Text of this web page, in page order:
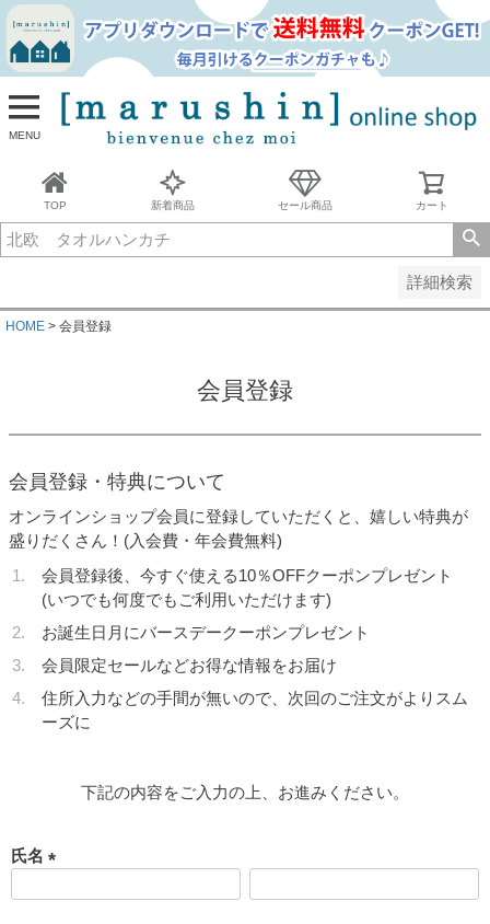
MENU
TOP 新着商品 セール商品 カート
詳細検索
並び順
新着順
古い順
価格が安い順
価格が高い順
キーワードヒット順
HOME 会員登録
会員登録
会員登録・特典について
オンラインショップ会員に登録していただくと、嬉しい特典が
盛りだくさん！(入会費・年会費無料)
会員登録後、今すぐ使える10％OFFクーポンプレゼント
(いつでも何度でもご利用いただけます)
お誕生日月にバースデークーポンプレゼント
会員限定セールなどお得な情報をお届け
住所入力などの手間が無いので、次回のご注文がよりスム
ーズに
下記の内容をご入力の上、お進みください。
氏名